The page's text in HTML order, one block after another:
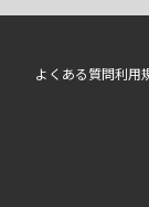
よくある質問利用